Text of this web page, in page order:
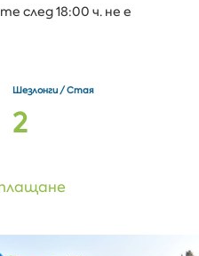
след 18:00 ч. не е
Шезлонги / Стая
2